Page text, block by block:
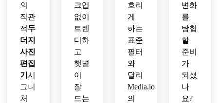
의
직관
적두
더지
사진
편집
기 시
그니
처
크업
없이
트렌
디하
고
햇볕
이
잘
드는
흐리
게
하는
표준
필터
와
달리
Media.io
의
변화
를
탐험
할
준비
가
되셨
나
요?